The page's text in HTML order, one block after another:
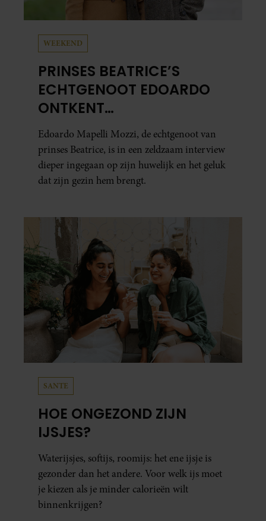
WEEKEND
PRINSES BEATRICE’S
ECHTGENOOT EDOARDO
ONTKENT
HUWELIJKSPROBLEMEN
Edoardo Mapelli Mozzi, de echtgenoot van
prinses Beatrice, is in een zeldzaam interview
dieper ingegaan op zijn huwelijk en het geluk
dat zijn gezin hem brengt.
SANTE
HOE ONGEZOND ZIJN
IJSJES?
Waterijsjes, softijs, roomijs: het ene ijsje is
gezonder dan het andere. Voor welk ijs moet
je kiezen als je minder calorieën wilt
binnenkrijgen?